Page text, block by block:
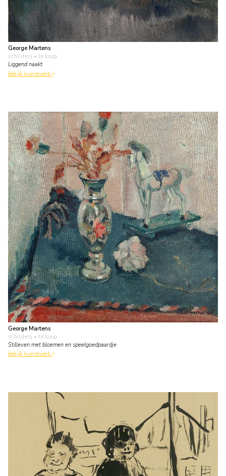
George Martens
schilderij • te koop
Liggend naakt
bekijk kunstwerk
George Martens
schilderij • te koop
Stilleven met bloemen en speelgoedpaardje
bekijk kunstwerk